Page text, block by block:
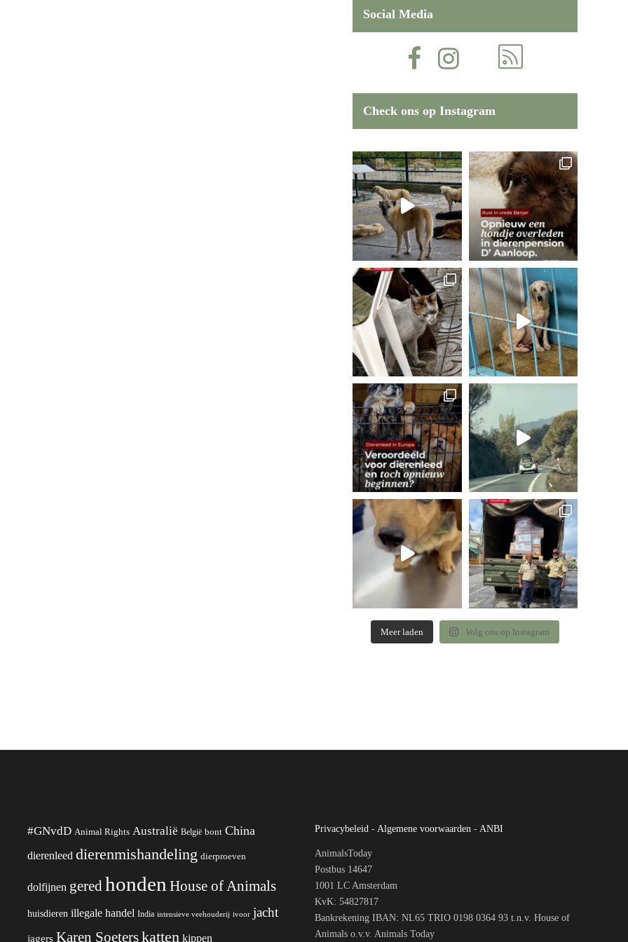
Social Media
Check ons op Instagram
Meer laden Volg ons op Instagram
#GNvdD Animal Rights Australië België bont China
dierenleed dierenmishandeling dierproeven
dolfijnen gered honden House of Animals
huisdieren illegale handel India intensieve veehouderij ivoor jacht
jagers Karen Soeterskatten kippen
Privacybeleid - Algemene voorwaarden - ANBI
AnimalsToday
Postbus 14647
1001 LC Amsterdam
KvK: 54827817
Bankrekening IBAN: NL65 TRIO 0198 0364 93 t.n.v. House of
Animals o.v.v. Animals Today